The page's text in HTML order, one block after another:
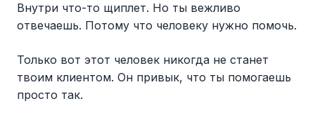
Внутри что-то щиплет. Но ты вежливо
отвечаешь. Потому что человеку нужно помочь.
Только вот этот человек никогда не станет
твоим клиентом. Он привык, что ты помогаешь
просто так.